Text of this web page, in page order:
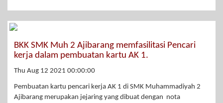
BKK SMK Muh 2 Ajibarang memfasilitasi Pencari
kerja dalam pembuatan kartu AK 1.
Thu Aug 12 2021 00:00:00
Pembuatan kartu pencari kerja AK 1 di SMK Muhammadiyah 2
Ajibarang merupakan jejaring yang dibuat dengan nota